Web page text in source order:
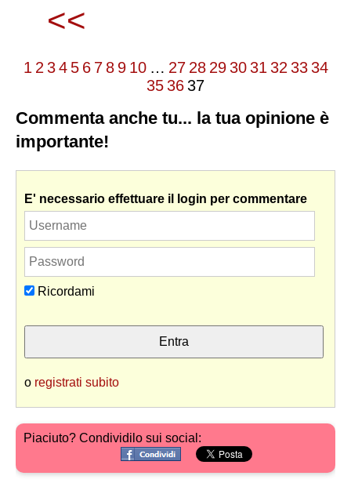
<<
1 2 3 4 5 6 7 8 9 10 … 27 28 29 30 31 32 33 34
35 3637
Commenta anche tu... la tua opinione è
importante!
E' necessario effettuare il login per commentare
Ricordami
o registrati subito
Piaciuto? Condividilo sui social: